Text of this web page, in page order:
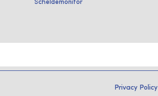
Scheldemonitor
Privacy Policy